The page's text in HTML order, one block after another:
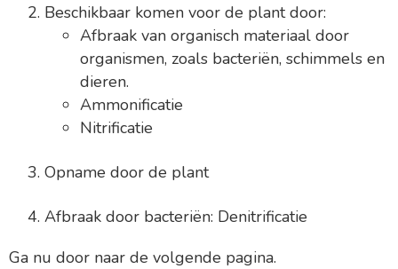
Beschikbaar komen voor de plant door:
Afbraak van organisch materiaal door
organismen, zoals bacteriën, schimmels en
dieren.
Ammonificatie
Nitrificatie
Opname door de plant
Afbraak door bacteriën: Denitrificatie
Ga nu door naar de volgende pagina.